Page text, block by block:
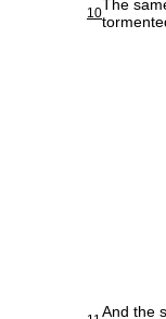
10The
And the